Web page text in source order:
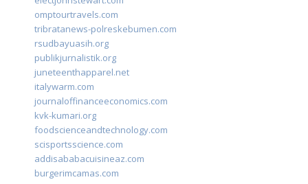
omptourtravels.com
tribratanews-polreskebumen.com
rsudbayuasih.org
publikjurnalistik.org
juneteenthapparel.net
italywarm.com
journaloffinanceeconomics.com
kvk-kumari.org
foodscienceandtechnology.com
scisportsscience.com
addisababacuisineaz.com
burgerimcamas.com